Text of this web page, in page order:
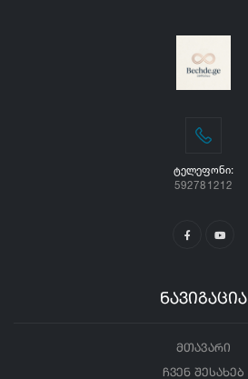
ᲢᲔᲚᲔᲤᲝᲜᲘ:
592781212
ნავიგაცია
მთავარი
ჩვენ შესახებ